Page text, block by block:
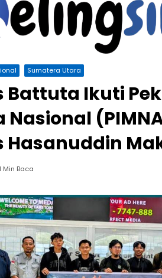
Sumatera Utara
Battuta Ikuti
Hasanuddin
1 Min Baca